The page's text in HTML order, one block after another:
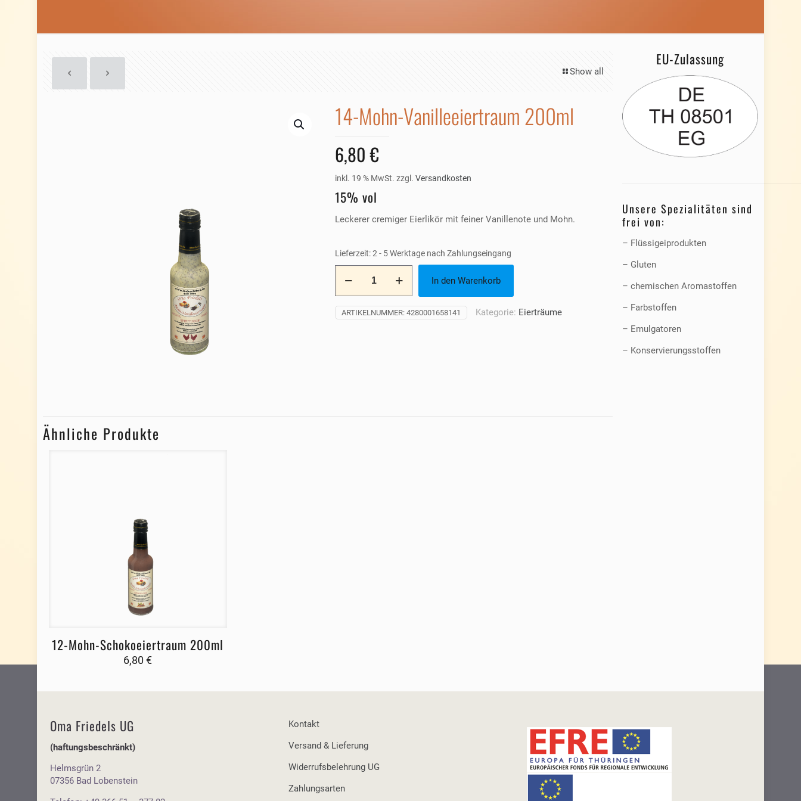
Show all
14-Mohn-Vanilleeiertraum 200ml
6,80€
inkl. 19 % MwSt. zzgl. Versandkosten
15% vol
Leckerer cremiger Eierlikör mit feiner Vanillenote und Mohn.
Lieferzeit:2 - 5 Werktage nach Zahlungseingang
Mohn-
Vanilleeiertraum
200ml
Menge
In den Warenkorb
ARTIKELNUMMER: 4280001658141 Kategorie: Eierträume
Ähnliche Produkte
12-Mohn-Schokoeiertraum 200ml
6,80€
EU-Zulassung
Unsere Spezialitäten sind
frei von:
– Flüssigeiprodukten
– Gluten
– chemischen Aromastoffen
– Farbstoffen
– Emulgatoren
– Konservierungsstoffen
Oma Friedels UG
(haftungsbeschränkt)
Helmsgrün 2
07356 Bad Lobenstein
Kontakt
Versand & Lieferung
Widerrufsbelehrung UG
Zahlungsarten